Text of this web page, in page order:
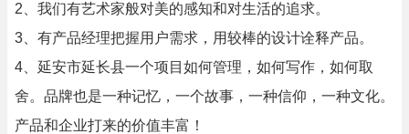
2、我们有艺术家般对美的感知和对生活的追求。
3、有产品经理把握用户需求，用较棒的设计诠释产品。
4、延安市延长县一个项目如何管理，如何写作，如何取
舍。品牌也是一种记忆，一个故事，一种信仰，一种文化。
产品和企业打来的价值丰富！